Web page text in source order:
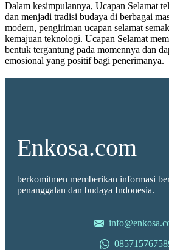
Dalam kesimpulannya, Ucapan Selamat
dan menjadi tradisi budaya di berbagai
modern, pengiriman ucapan selamat
kemajuan teknologi. Ucapan Selamat
bentuk tergantung pada momennya dan
emosional yang positif bagi penerimanya.
Enkosa.com
berkomitmen memberikan informasi
penanggalan dan budaya Indonesia.